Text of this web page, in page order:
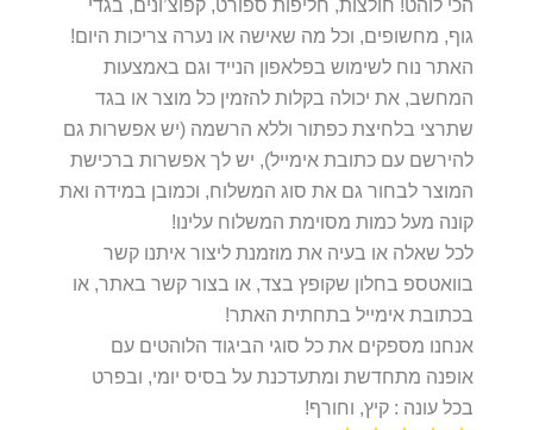
הכי לוהט! חולצות, חליפות ספורט, קפוצ’ונים, בגדי
גוף, מחשופים, וכל מה שאישה או נערה צריכות היום!
האתר נוח לשימוש בפלאפון הנייד וגם באמצעות
המחשב, את יכולה בקלות להזמין כל מוצר או בגד
שתרצי בלחיצת כפתור וללא הרשמה (יש אפשרות גם
להירשם עם כתובת אימייל), יש לך אפשרות ברכישת
המוצר לבחור גם את סוג המשלוח, וכמובן במידה ואת
קונה מעל כמות מסוימת המשלוח עלינו!
לכל שאלה או בעיה את מוזמנת ליצור איתנו קשר
בוואטספ בחלון שקופץ בצד, או בצור קשר באתר, או
בכתובת אימייל בתחתית האתר!
אנחנו מספקים את כל סוגי הביגוד הלוהטים עם
אופנה מתחדשת ומתעדכנת על בסיס יומי, ובפרט
בכל עונה : קיץ, וחורף!